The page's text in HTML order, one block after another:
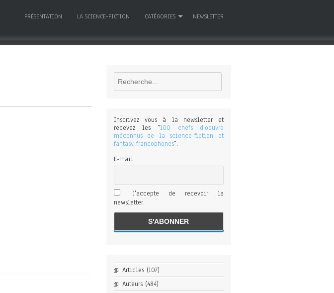
PRÉSENTATION LA SCIENCE-FICTION CATÉGORIES NEWSLETTER
Rechercher
Inscrivez vous à la newsletter et
recevez les "100 chefs d'oeuvre
méconnus de la science-fiction et
fantasy francophones".
E-mail
J'accepte de recevoir la
newsletter.
Articles(107)
Auteurs(484)